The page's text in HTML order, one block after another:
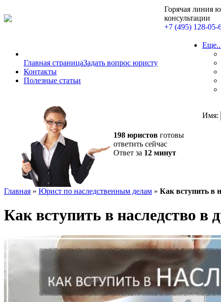
Горячая линия
консультации
+7 (495) 128-05-
Главная страницаЗадать вопрос юристу
Контакты
Полезные статьи
198 юристов готовы
ответить сейчас
Ответ за 12 минут
Имя:
Главная » Юрист по наследственным делам » Как вступить в
Как вступить в наследство в